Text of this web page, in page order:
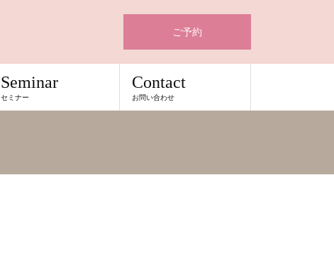
ご予約
Seminar
セミナー
Contact
お問い合わせ